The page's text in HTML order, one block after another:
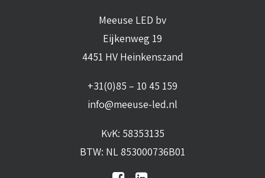
Meeuse LED bv
Eijkenweg 19
4451 HV Heinkenszand
+31(0)85 – 10 45 159
info@meeuse-led.nl
KvK: 58353135
BTW: NL 853000736B01